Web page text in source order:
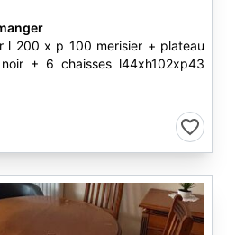
l 200 x p 100 merisier + plateau
+ 6 chaisses l44xh102xp43